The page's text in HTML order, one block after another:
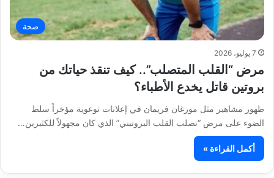
صحة
7 يوليو، 2026
مرض “القلب المتصلب”.. كيف تنقذ حياتك من
بروتين قاتل يخدع الأطباء؟
ظهور مشاهير مثل مورغان فريمان في إعلانات توعوية مؤخراً سلط
الضوء على مرض “تصلب القلب البروتيني” الذي كان مجهولاً للكثيرين…
أكمل القراءة »